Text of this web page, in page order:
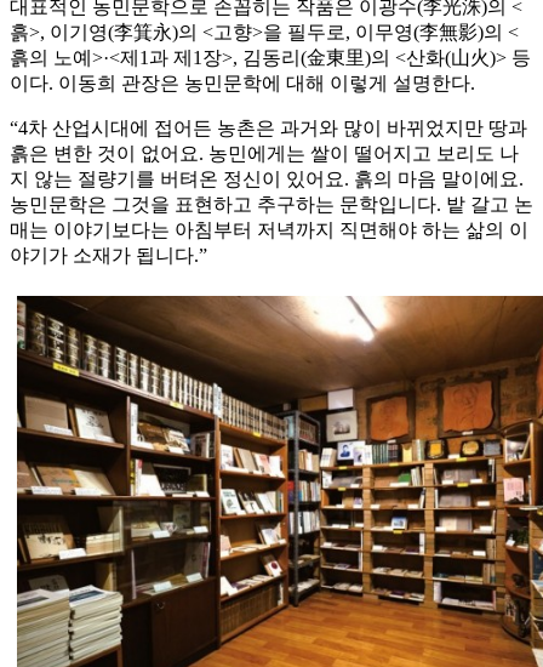
대표적인 농민문학으로 손꼽히는 작품은 이광수(李光洙)의 <
흙>, 이기영(李箕永)의 <고향>을 필두로, 이무영(李無影)의 <
흙의 노예>·<제1과 제1장>, 김동리(金東里)의 <산화(山火)> 등
이다. 이동희 관장은 농민문학에 대해 이렇게 설명한다.
“4차 산업시대에 접어든 농촌은 과거와 많이 바뀌었지만 땅과
흙은 변한 것이 없어요. 농민에게는 쌀이 떨어지고 보리도 나
지 않는 절량기를 버텨온 정신이 있어요. 흙의 마음 말이에요.
농민문학은 그것을 표현하고 추구하는 문학입니다. 밭 갈고 논
매는 이야기보다는 아침부터 저녁까지 직면해야 하는 삶의 이
야기가 소재가 됩니다.”